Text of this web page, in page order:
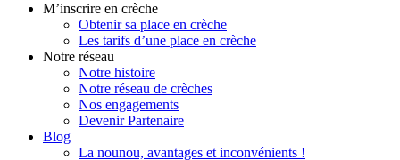
M’inscrire en crèche
Obtenir sa place en crèche
Les tarifs d’une place en crèche
Notre réseau
Notre histoire
Notre réseau de crèches
Nos engagements
Devenir Partenaire
Blog
La nounou, avantages et inconvénients !